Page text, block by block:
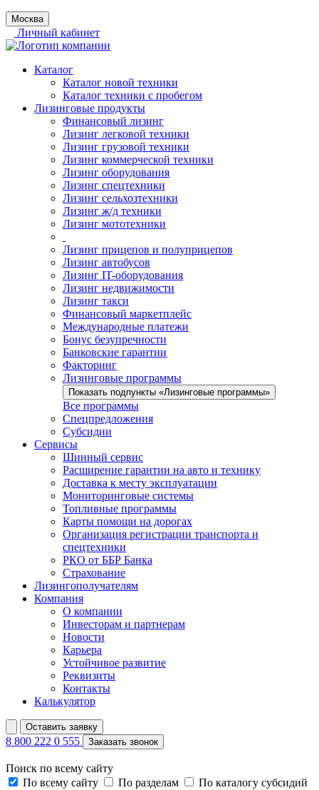
Москва
Личный кабинет
Каталог
Каталог новой техники
Каталог техники с пробегом
Лизинговые продукты
Финансовый лизинг
Лизинг легковой техники
Лизинг грузовой техники
Лизинг коммерческой техники
Лизинг оборудования
Лизинг спецтехники
Лизинг сельхозтехники
Лизинг ж/д техники
Лизинг мототехники
Лизинг прицепов и полуприцепов
Лизинг автобусов
Лизинг IT-оборудования
Лизинг недвижимости
Лизинг такси
Финансовый маркетплейс
Международные платежи
Бонус безупречности
Банковские гарантии
Факторинг
Лизинговые программы
Показать подпункты «Лизинговые программы»
Все программы
Спецпредложения
Субсидии
Сервисы
Шинный сервис
Расширение гарантии на авто и технику
Доставка к месту эксплуатации
Мониторинговые системы
Топливные программы
Карты помощи на дорогах
Организация регистрации транспорта и
спецтехники
РКО от ББР Банка
Страхование
Лизингополучателям
Компания
О компании
Инвесторам и партнерам
Новости
Карьера
Устойчивое развитие
Реквизиты
Контакты
Калькулятор
Оставить заявку
8 800 222 0 555 Заказать звонок
Поиск по всему сайту
По всему сайту
По разделам
По каталогу субсидий